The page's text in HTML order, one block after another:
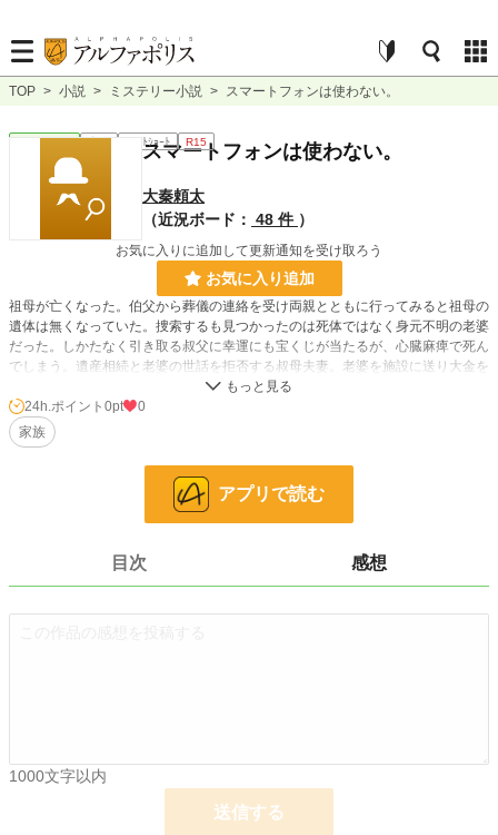
TOP > 小説 > ミステリー小説 > スマートフォンは使わない。
ミステリー 完結 ｼｮｰﾄｼｮｰﾄ R15
スマートフォンは使わない。
大秦頼太
（近況ボード： 48 件 ）
お気に入りに追加して更新通知を受け取ろう
お気に入り追加
祖母が亡くなった。伯父から葬儀の連絡を受け両親とともに行ってみると祖母の
遺体は無くなっていた。捜索するも見つかったのは死体ではなく身元不明の老婆
だった。しかたなく引き取る叔父に幸運にも宝くじが当たるが、心臓麻痺で死ん
でしまう。遺産相続と老婆の世話を拒否する叔母夫妻。老婆を施設に送り大金を
手にする主人公の両親。家族は大金を手にすることで壊れていく。※ミステリー
って言うよりホラーかも知れません。
5,379 位 / 5,379 件
0 pt
文字数 11,343
週間ポイント 0 pt (228,574 位)
24h.ポイント 0pt
0
家族
アプリで読む
目次 感想
1000文字以内
送信する